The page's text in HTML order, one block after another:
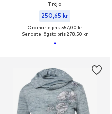
Tröja
250,65 kr
Ordinarie pris: 557,00 kr
Senaste lägsta pris:278,50 kr